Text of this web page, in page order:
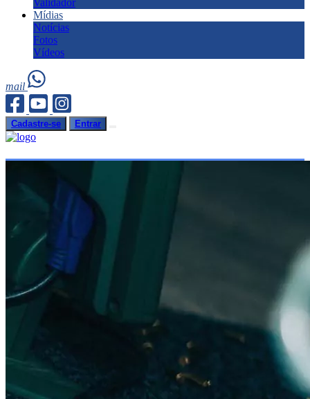
Validador
Mídias
Notícias
Fotos
Vídeos
mail
Cadastre-se Entrar